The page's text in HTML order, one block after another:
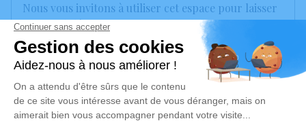
Nous vous invitons à utiliser cet espace pour laisser
vos condoléances, partager des photos souvenirs,
une anecdote ou exprimer vos pensées à travers des
poèmes ou des textes. Cet endroit est un lieu
d'expression dédié à honorer la mémoire de Noële
GORI.